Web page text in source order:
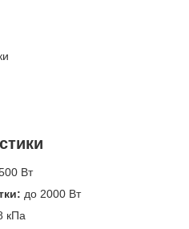
Вт
до 2000 Вт
кПа